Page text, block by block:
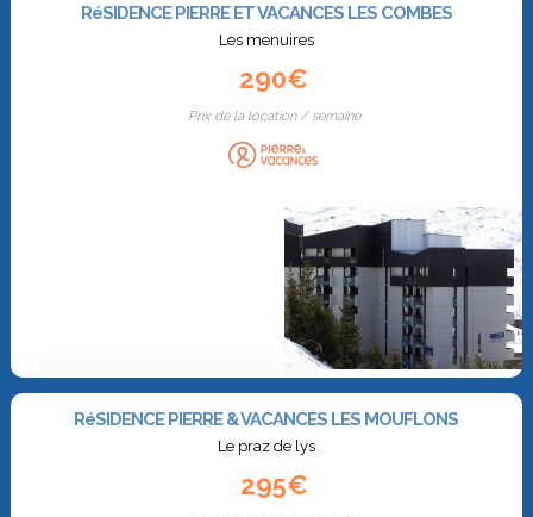
RéSIDENCE PIERRE ET VACANCES LES COMBES
Les menuires
290€
Prix de la location / semaine
RéSIDENCE PIERRE & VACANCES LES MOUFLONS
Le praz de lys
295€